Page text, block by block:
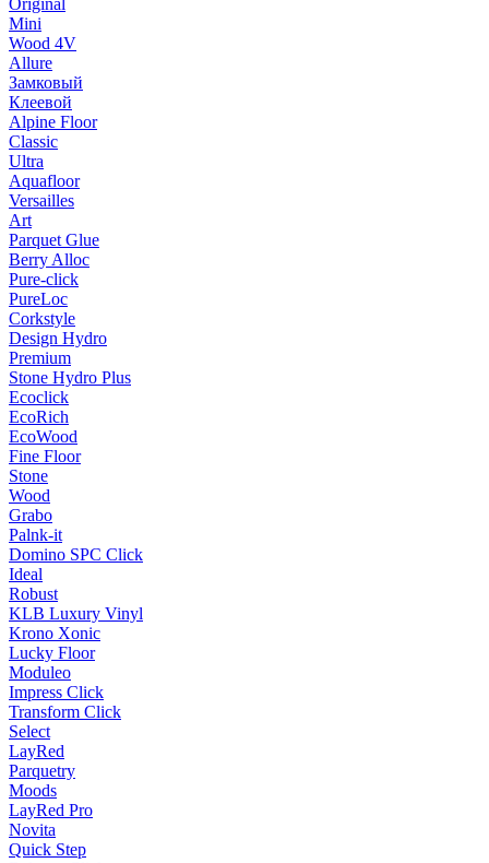
Original
Mini
Wood 4V
Allure
Замковый
Клеевой
Alpine Floor
Classic
Ultra
Aquafloor
Versailles
Art
Parquet Glue
Berry Alloc
Pure-click
PureLoc
Corkstyle
Design Hydro
Premium
Stone Hydro Plus
Ecoclick
EcoRich
EcoWood
Fine Floor
Stone
Wood
Grabo
Palnk-it
Domino SPC Click
Ideal
Robust
KLB Luxury Vinyl
Krono Xonic
Lucky Floor
Moduleo
Impress Click
Transform Click
Select
LayRed
Parquetry
Moods
LayRed Pro
Novita
Quick Step